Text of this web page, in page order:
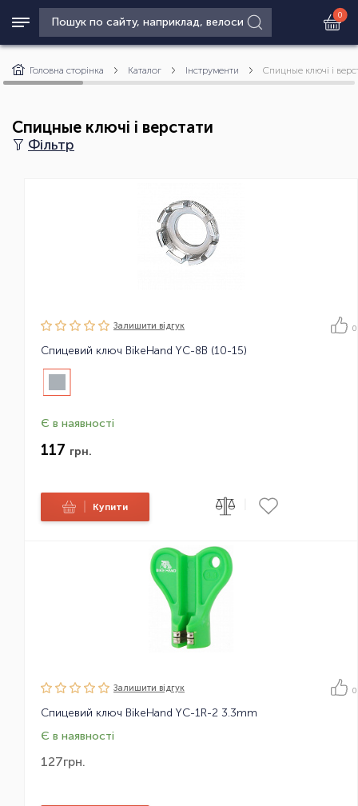
0
Головна сторінка Каталог Інструменти Спицные ключі і
Спицные ключі і верстати
Фільтр
Залишити вiдгук 0
Спицевий ключ BikeHand YC-8B (10-15)
Є в наявності
117 грн.
Купити
Залишити вiдгук 0
Спицевий ключ BikeHand YC-1R-2 3.3mm
Є в наявності
127грн.